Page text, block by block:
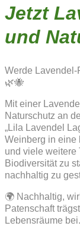
Jetzt
und
Werde Lavendel-
🌿🐝
Mit einer
Naturschutz an
„Lila Lavendel
Weinberg in eine
und viele weitere
Biodiversität zu
nachhaltig zu
🌍 Nachhaltig,
Patenschaft
Lebensräume